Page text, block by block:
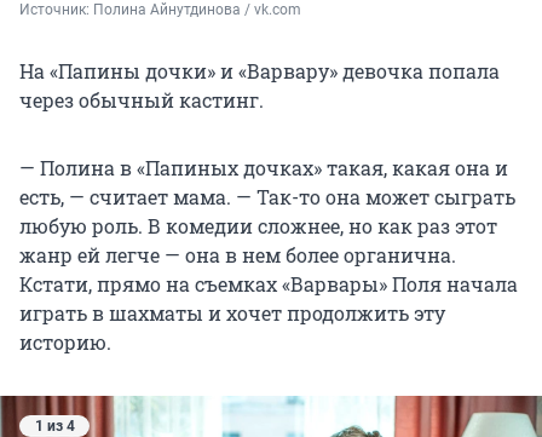
Источник: Полина Айнутдинова / vk.com
На «Папины дочки» и «Варвару» девочка попала
через обычный кастинг.
— Полина в «Папиных дочках» такая, какая она и
есть, — считает мама. — Так-то она может сыграть
любую роль. В комедии сложнее, но как раз этот
жанр ей легче — она в нем более органична.
Кстати, прямо на съемках «Варвары» Поля начала
играть в шахматы и хочет продолжить эту
историю.
1 из 4